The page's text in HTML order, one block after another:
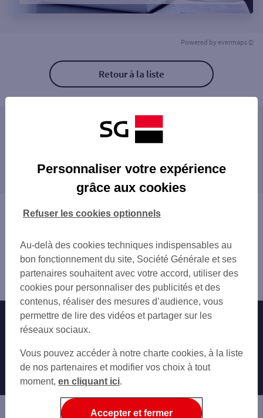
Powered by evermaps ©
Retour à la liste
Les distributeurs/automates à proximité
SAVIGNY SUR ORGE 43 RUE HENRI DUNAN
MORSANG SUR ORGE
SAVIGNY PLATEAU
ST GENEVIEVE BOIS
CHILLY MAZARIN RUE PIERRE BROSSOLET
CHILLY MAZARIN LIBERA
LONGJUMEAU 17 A PL DE BRETTEN
LONGJUMEAU
VIRY CHATILLON MAIRIE
VIRY CHATILLON 1 PL RENE COTY
LONGJUMEAU 1 RES LES ARCADES
JUVISY SUR ORGE 1 PL DU MAL LECLERC
JUVISY SUR ORGE 23 RUE VICTOR HUGO
GARE SNCF JUVISY
ST MICHEL SUR ORGE 80 RUE DE MONTLH
proximité
SAVIGNY-SUR-ORGE
LONGJUMEAU
MORANGIS
VIRY-CHÂTILLON
SAINTE-GENEVIÈVE-DES-BOIS
JUVISY-SUR-ORGE
SAINT-MICHEL-SUR-ORGE
GRIGNY
ATHIS-MONS
RIS-ORANGIS
VIGNEUX-SUR-SEINE
BRÉTIGNY-SUR-ORGE
Vous êtes ici : Accueil
Épinay sur Orge
Distributeur/automate EPINAY SUR ORGE 3 B GDE RUE
Nos engagements Nous contacter
Autres sites SG
Professionnels
Entreprises
Associations
Personnaliser votre expérience
grâce aux cookies
Au-delà des cookies techniques indispensables au
bon fonctionnement du site, Société Générale et ses
partenaires souhaitent avec votre accord, utiliser des
cookies pour personnaliser des publicités et des
contenus, réaliser des mesures d’audience, vous
permettre de lire des vidéos et partager sur les
réseaux sociaux.
Vous pouvez accéder à notre charte cookies, à la liste
de nos partenaires et modifier vos choix à tout
moment, en cliquant ici.
Refuser les cookies optionnels
Accepter et fermer